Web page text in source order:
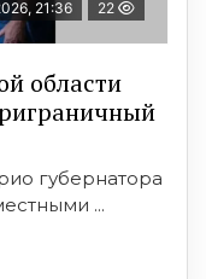
21:36 22
области
губернатора
...